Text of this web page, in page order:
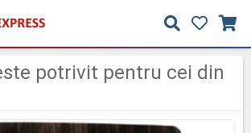
potrivit pentru cei din